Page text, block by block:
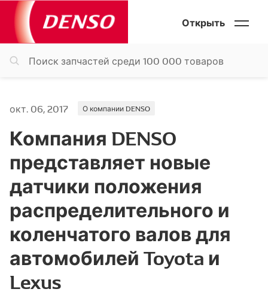
Открыть
окт. 06, 2017 О компании DENSO
Компания DENSO
представляет новые
датчики положения
распределительного и
коленчатого валов для
автомобилей Toyota и
Lexus